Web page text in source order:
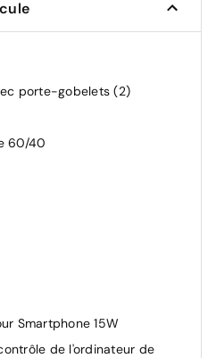
porte-gobelets (2)
60/40
de soleil
le coffre
Smartphone 15W
de l'ordinateur de